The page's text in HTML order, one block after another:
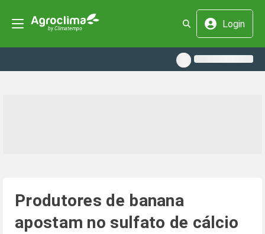
Login
Produtores de banana
apostam no sulfato de cálcio